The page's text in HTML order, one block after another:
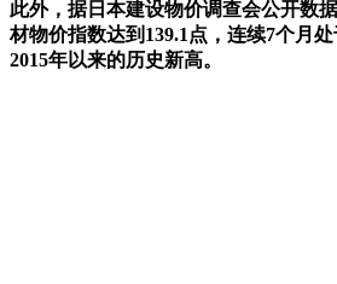
此外，据日本建设物价调查会公开数
材物价指数达到139.1点，连续7个月
2015年以来的历史新高。